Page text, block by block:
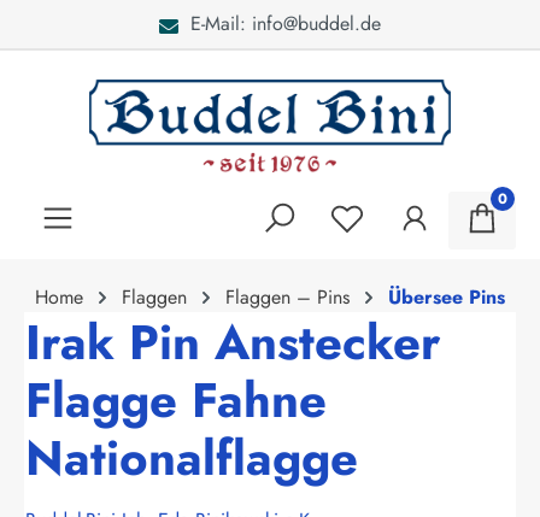
E-Mail: info@buddel.de
0
Home Flaggen Flaggen – Pins Übersee Pins
Irak Pin Anstecker
Flagge Fahne
Nationalflagge